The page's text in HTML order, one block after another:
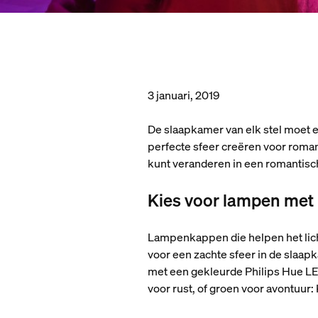
3 januari, 2019
De slaapkamer van elk stel moet
perfecte sfeer creëren voor
kunt veranderen in een
Kies voor lampen
Lampenkappen die helpen het
voor een zachte sfeer in de
met een gekleurde Philips Hue
voor rust, of groen voor